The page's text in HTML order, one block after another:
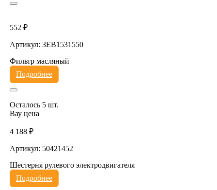
552 ₽
Артикул: 3EB1531550
Фильтр масляный
Подробнее
Осталось 5 шт.
Вау цена
4 188 ₽
Артикул: 50421452
Шестерня рулевого электродвигателя
Подробнее